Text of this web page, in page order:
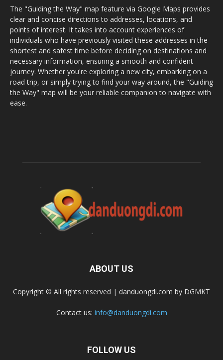
The "Guiding the Way" map feature via Google Maps provides
clear and concise directions to addresses, locations, and
points of interest. It takes into account experiences of
individuals who have previously visited these addresses in the
shortest and safest time before deciding on destinations and
necessary information, ensuring a smooth and confident
journey. Whether you're exploring a new city, embarking on a
road trip, or simply trying to find your way around, the "Guiding
the Way" map will be your reliable companion to navigate with
ease.
ABOUT US
Copyright © All rights reserved | danduongdi.com by DGMKT
Contact us: info@danduongdi.com
FOLLOW US